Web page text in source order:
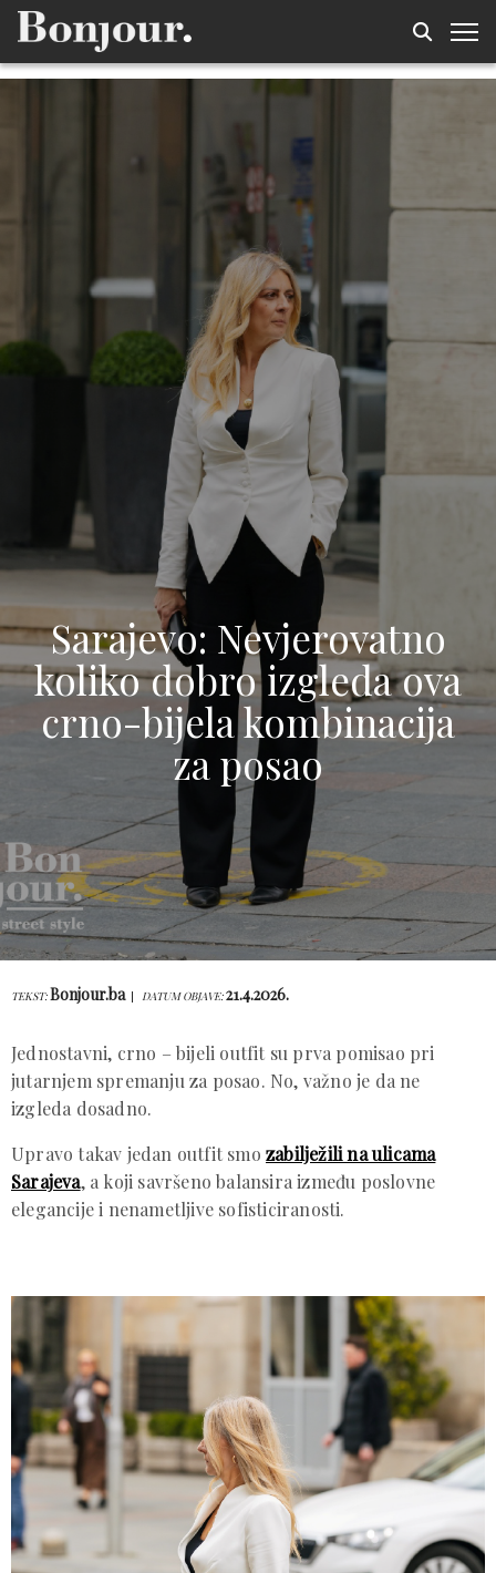
Sarajevo: Nevjerovatno
koliko dobro izgleda ova
crno-bijela kombinacija
za posao
TEKST:Bonjour.ba DATUM OBJAVE:21.4.2026.
Jednostavni, crno – bijeli outfit su prva pomisao pri
jutarnjem spremanju za posao. No, važno je da ne
izgleda dosadno.
Upravo takav jedan outfit smo zabilježili na ulicama
Sarajeva, a koji savršeno balansira između poslovne
elegancije i nenametljive sofisticiranosti.